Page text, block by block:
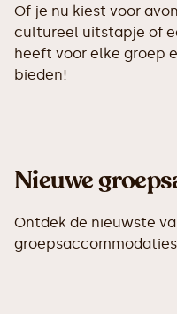
Of je nu kiest voor
cultureel uitstapje of
heeft voor elke groep
bieden!
Nieuwe
Ontdek de nieuwste